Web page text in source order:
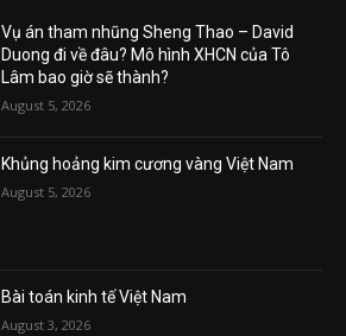
Vụ án tham nhũng Sheng Thao – David
Duong đi về đâu? Mô hình XHCN của Tô
Lâm bao giờ sẽ thành?
August 5, 2026
Khủng hoảng kim cương vàng Việt Nam
August 5, 2026
Bài toán kinh tế Việt Nam
August 3, 2026